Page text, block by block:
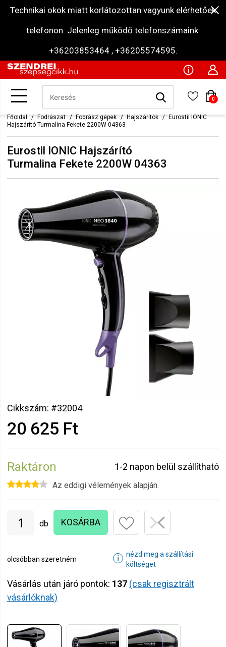
Technikai okok miatt korlátozottan vagyunk elérhetőek
telefonon. Jelenleg működő telefonszámaink:
+36203853464 , +36205574595.
0
Főoldal Fodrászat Fodrász gépek Hajszárítók
Eurostil IONIC
Hajszárító Turmalina Fekete 2200W 04363
Eurostil IONIC Hajszárító
Turmalina Fekete 2200W 04363
Cikkszám: #32004
20 625 Ft
Raktáron 1-2 napon belül szállítható
Az eddigi vélemények alapján.
db KOSÁRBA
olcsóbban szeretném ℹ
nézd meg a szállítási
költséget
Vásárlás után járó pontok: 137 (csak regisztrált
vásárlóknak)